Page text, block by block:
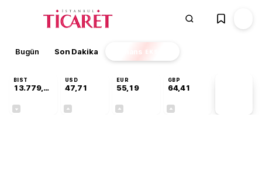
Bugün Son Dakika Finans EKSTRA
BIST
13.779,39
USD
47,71
EUR
55,19
GBP
64,41